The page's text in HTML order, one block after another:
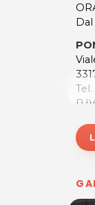
Dal
a